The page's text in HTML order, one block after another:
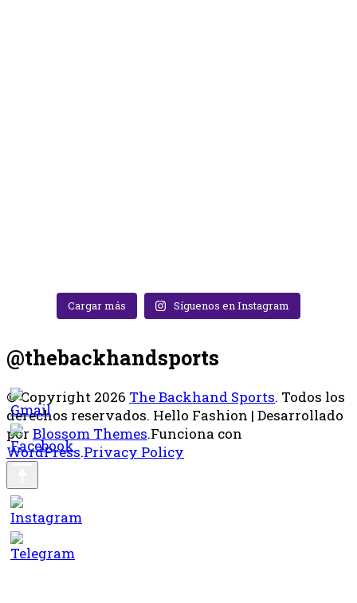
Cargar más Síguenos en Instagram
@thebackhandsports
© Copyright 2026 The Backhand Sports. Todos los
derechos reservados. Hello Fashion | Desarrollado
por Blossom Themes.Funciona con
WordPress.Privacy Policy